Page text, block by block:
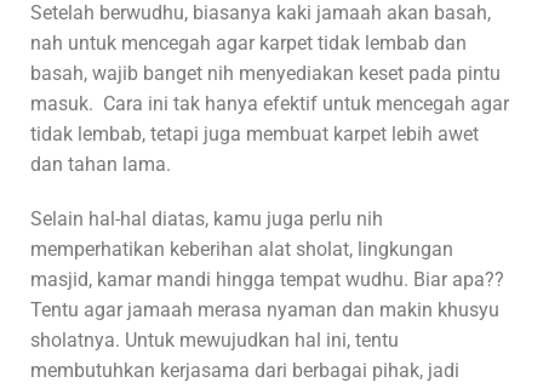
Setelah berwudhu, biasanya kaki jamaah akan basah,
nah untuk mencegah agar karpet tidak lembab dan
basah, wajib banget nih menyediakan keset pada pintu
masuk. Cara ini tak hanya efektif untuk mencegah agar
tidak lembab, tetapi juga membuat karpet lebih awet
dan tahan lama.
Selain hal-hal diatas, kamu juga perlu nih
memperhatikan keberihan alat sholat, lingkungan
masjid, kamar mandi hingga tempat wudhu. Biar apa??
Tentu agar jamaah merasa nyaman dan makin khusyu
sholatnya. Untuk mewujudkan hal ini, tentu
membutuhkan kerjasama dari berbagai pihak, jadi